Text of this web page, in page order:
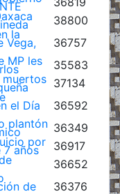
38800
la
Vega,
36757
MP les
35583
37134
el Día
36592
plantón 36349
por
7 años
36917
36652
de
36376